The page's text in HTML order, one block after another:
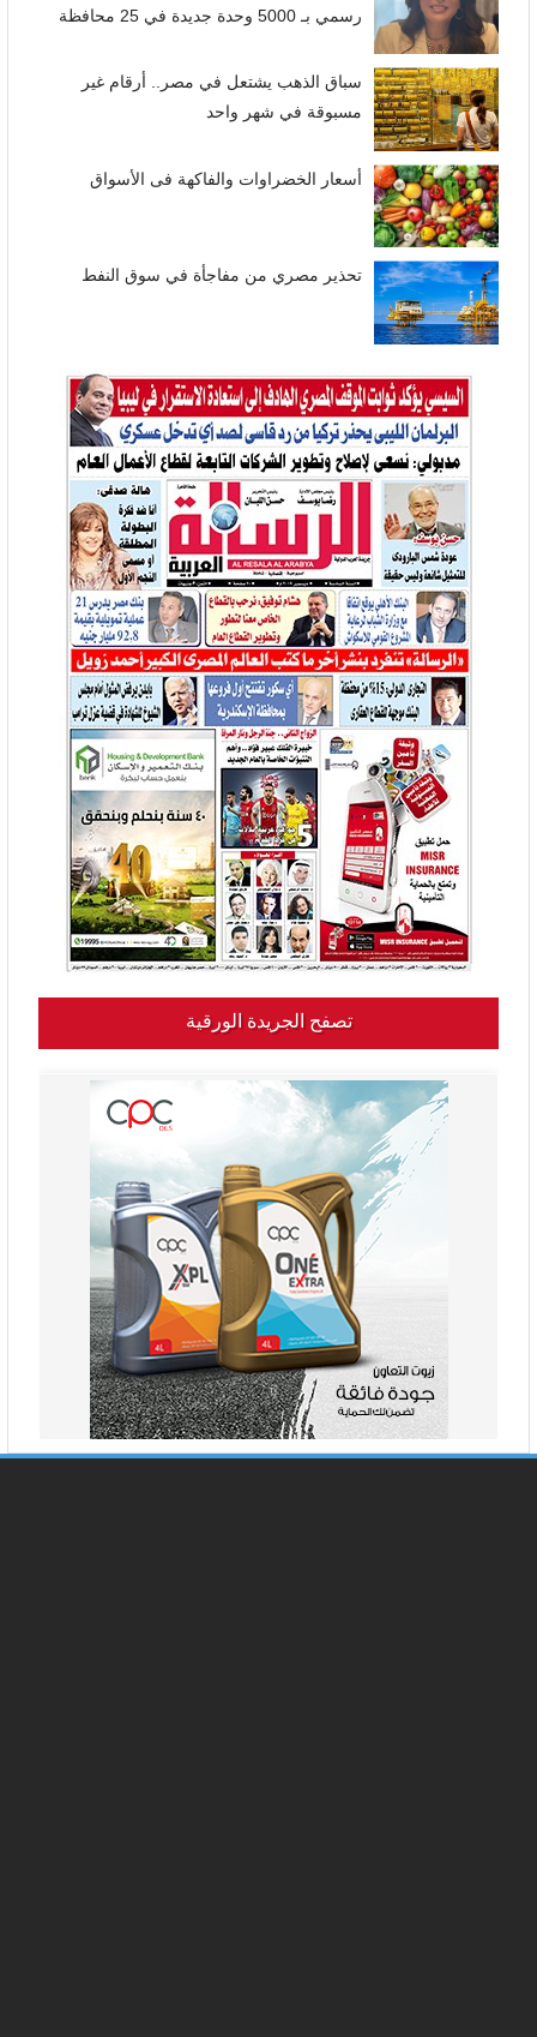
رسمي بـ 5000 وحدة جديدة في 25 محافظة
سباق الذهب يشتعل في مصر.. أرقام غير
مسبوقة في شهر واحد
أسعار الخضراوات والفاكهة فى الأسواق
تحذير مصري من مفاجأة في سوق النفط
تصفح الجريدة الورقية